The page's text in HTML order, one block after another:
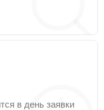
в день заявки